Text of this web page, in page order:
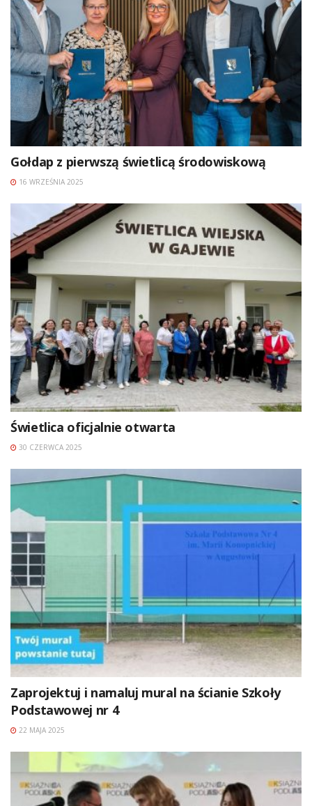
Gołdap z pierwszą świetlicą środowiskową
16 WRZEŚNIA 2025
Świetlica oficjalnie otwarta
30 CZERWCA 2025
Zaprojektuj i namaluj mural na ścianie Szkoły
Podstawowej nr 4
22 MAJA 2025